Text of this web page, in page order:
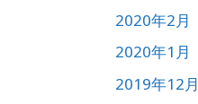
2020年2月
2020年1月
2019年12月